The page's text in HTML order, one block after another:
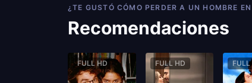
¿TE GUSTÓ CÓMO PERDER A UN HOMBRE
Recomendaciones
FULL HD FULL HD FULL